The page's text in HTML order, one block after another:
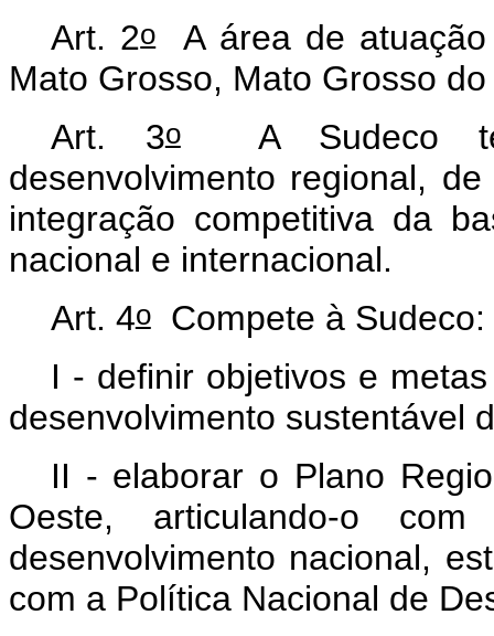
Art. 2oA área de atuação
Mato Grosso, Mato Grosso
Art. 3oA Sudeco
desenvolvimento regional,
integração competitiva da
nacional e internacional.
Art. 4oCompete à Sudeco:
I - definir objetivos e
desenvolvimento sustentável
II - elaborar o Plano
Oeste, articulando-o
desenvolvimento nacional,
com a Política Nacional de